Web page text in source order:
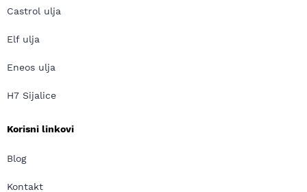
Castrol ulja
Elf ulja
Eneos ulja
H7 Sijalice
Korisni linkovi
Blog
Kontakt